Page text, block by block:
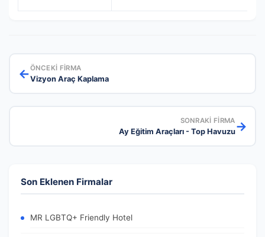
←ÖNCEKI FIRMA
Vizyon Araç Kaplama
SONRAKI FIRMA
Ay Eğitim Araçları - Top Havuzu→
Son Eklenen Firmalar
MR LGBTQ+ Friendly Hotel